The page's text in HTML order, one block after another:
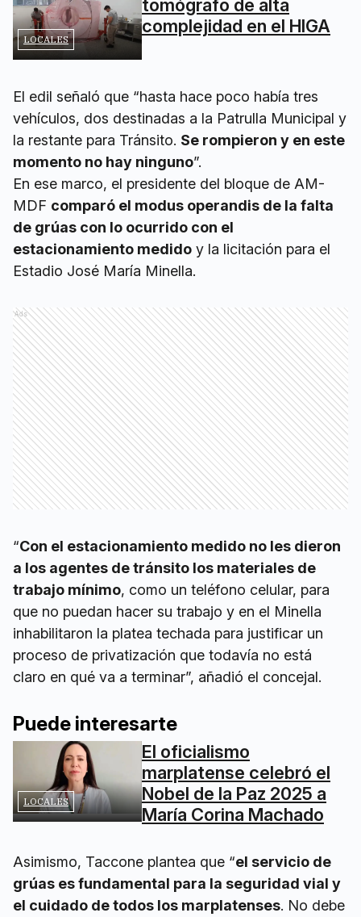
LOCALES
tomógrafo de alta
complejidad en el HIGA
El edil señaló que “hasta hace poco había tres
vehículos, dos destinadas a la Patrulla Municipal y
la restante para Tránsito. Se rompieron y en este
momento no hay ninguno”.
En ese marco, el presidente del bloque de AM-
MDF comparó el modus operandis de la falta
de grúas con lo ocurrido con el
estacionamiento medido y la licitación para el
Estadio José María Minella.
Ads
“Con el estacionamiento medido no les dieron
a los agentes de tránsito los materiales de
trabajo mínimo, como un teléfono celular, para
que no puedan hacer su trabajo y en el Minella
inhabilitaron la platea techada para justificar un
proceso de privatización que todavía no está
claro en qué va a terminar”, añadió el concejal.
Puede interesarte
LOCALES
El oficialismo
marplatense celebró el
Nobel de la Paz 2025 a
María Corina Machado
Asimismo, Taccone plantea que “el servicio de
grúas es fundamental para la seguridad vial y
el cuidado de todos los marplatenses. No debe